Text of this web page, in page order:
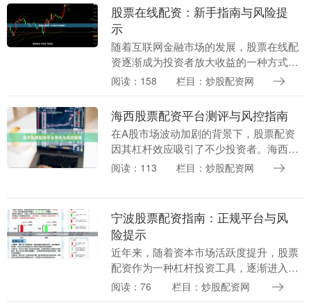
股票在线配资：新手指南与风险提
示
随着互联网金融市场的发展，股票在线配
资逐渐成为投资者放大收益的一种方式。
对于初次接触配资的新手来说，了解其运
提供一份详尽的入....
阅读：158 栏目：炒股配资网
海西股票配资平台测评与风控指南
在A股市场波动加剧的背景下，股票配资
因其杠杆效应吸引了不少投资者。海西地
区作为东南沿海经济活跃地带股票按天配
阅读：113 栏目：炒股配资网
宁波股票配资指南：正规平台与风
险提示
近年来，随着资本市场活跃度提升，股票
配资作为一种杠杆投资工具，逐渐进入宁
波投资者的视野。然而，配资市场鱼龙混
阅读：76 栏目：炒股配资网